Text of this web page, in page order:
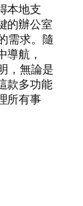
本地支
的辦公室
需求。隨
導航，
，無論是
款多功能
所有事